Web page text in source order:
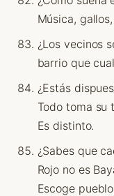
Música,
¿Los vecinos
barrio que
¿Estás
Todo toma su
Es distinto.
¿Sabes que
Rojo no es
Escoge